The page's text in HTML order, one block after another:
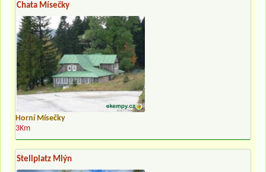
Chata Mísečky
Horní Mísečky
3Km
Stellplatz Mlýn